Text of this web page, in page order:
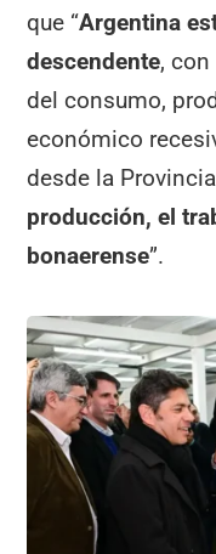
que “Argentina
descendente,
del consumo,
económico
desde la
producción, el
bonaerense”.